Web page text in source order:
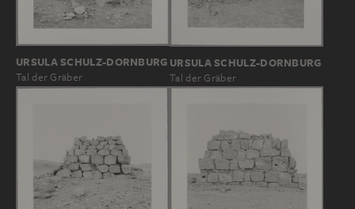
URSULA SCHULZ-DORNBURG
Tal der Gräber
URSULA SCHULZ-DORNBURG
Tal der Gräber